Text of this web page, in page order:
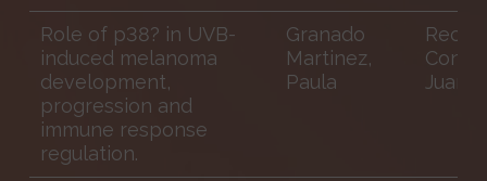
Role of p38? in UVB-
induced melanoma
development,
progression and
immune response
regulation.
Granado
Martinez,
Paula
Recio
Juan